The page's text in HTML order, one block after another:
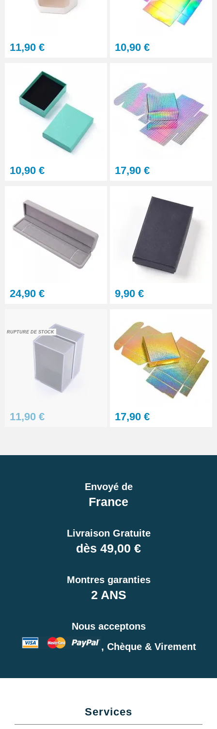
11,90 € 10,90 €
10,90 € 17,90 €
24,90 € 9,90 €
RUPTURE DE STOCK
11,90 € 17,90 €
Envoyé de
France
Livraison Gratuite
dès 49,00 €
Montres garanties
2 ANS
Nous acceptons
, Chèque & Virement
Services